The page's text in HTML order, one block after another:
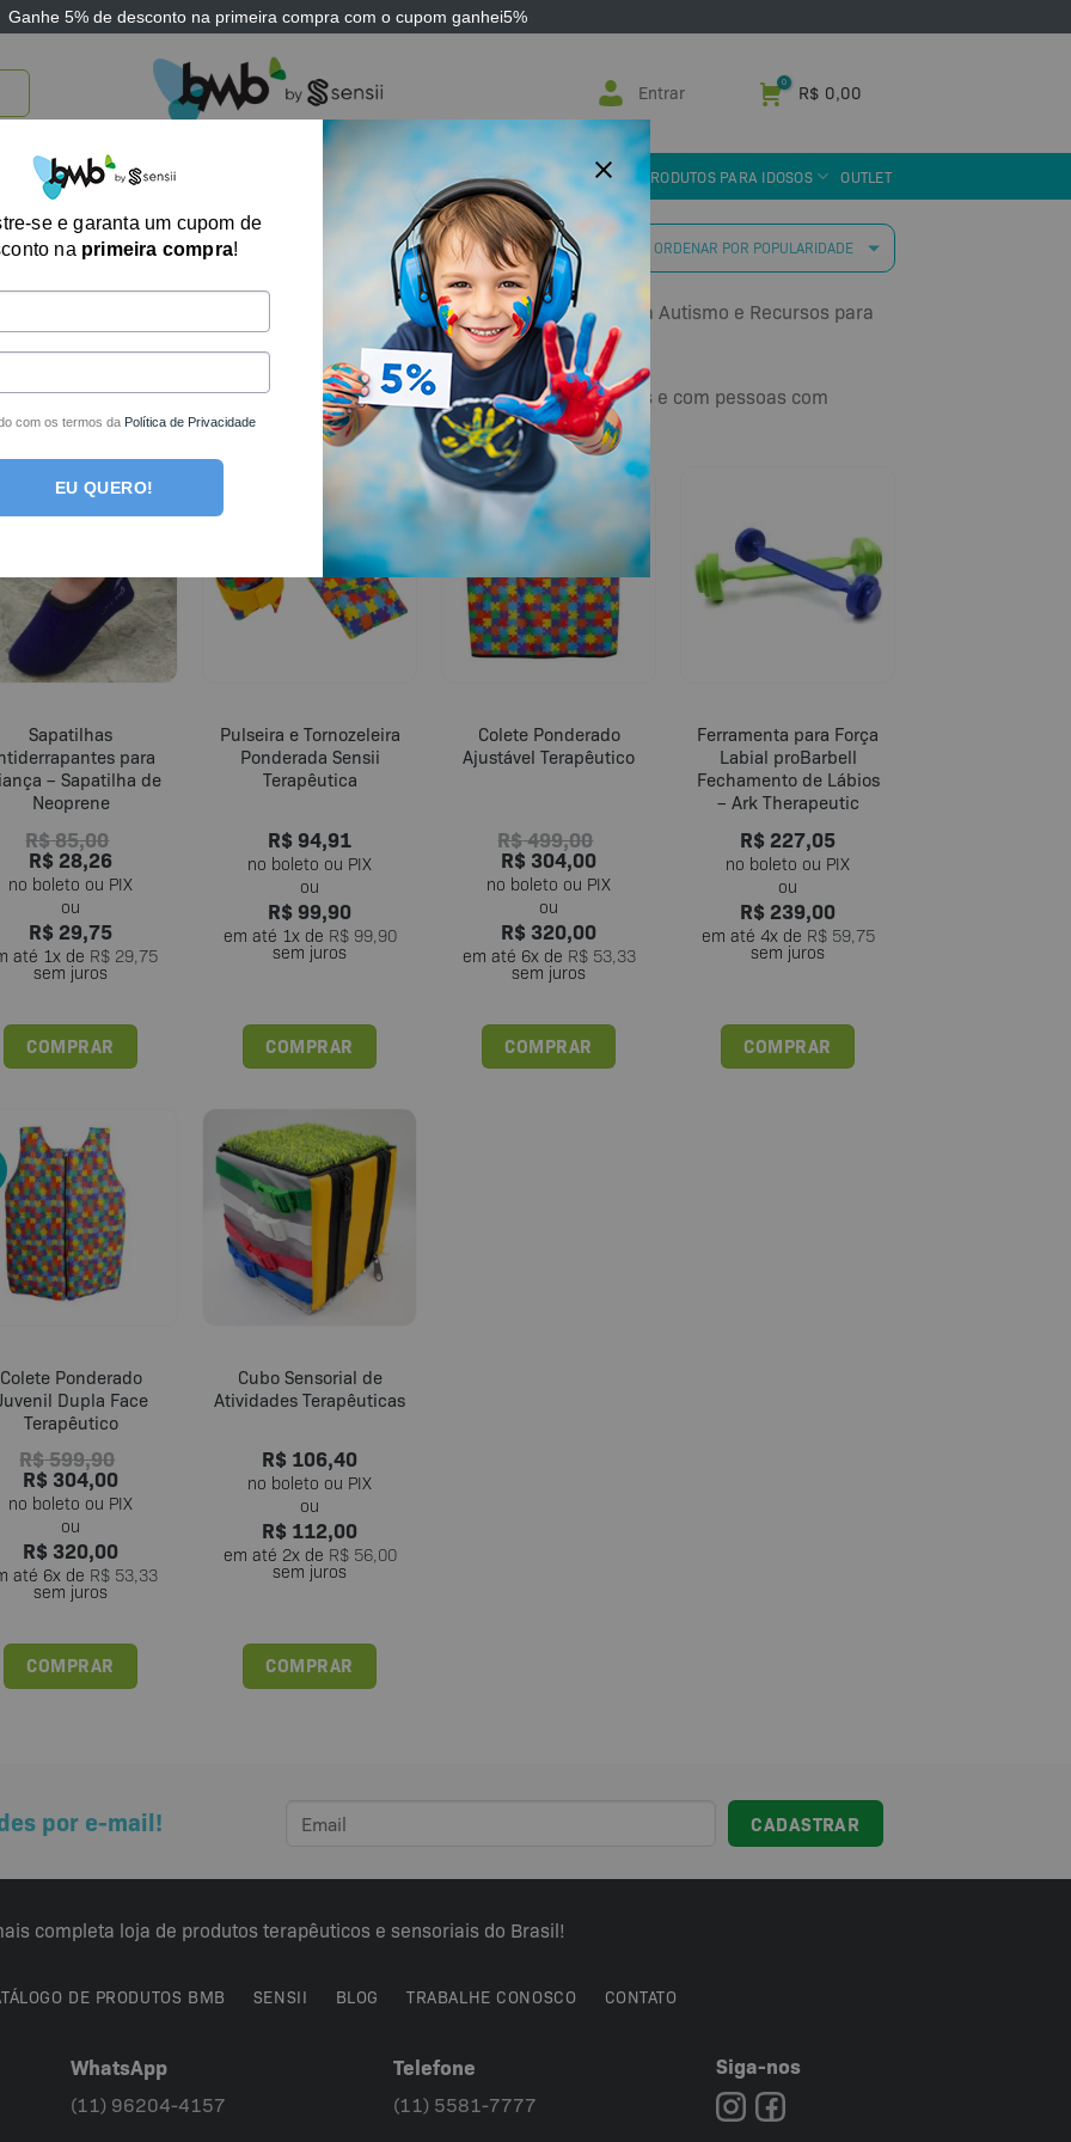
Ganhe 5% de desconto na primeira compra com o cupom ganhei5%
Entrar R$ 0,00
BRINQUEDOS E JOGOS ARK THERAPEUTIC SENSII TECNOLOGIA ASSISTIVA PRODUTOS PARA IDOSOS OUTLET
Exibindo todos os 6 resultados
os descontos especiais e condições únicas em produtos voltados para Autismo e Recursos para
você encontra produtos e recursos desenvolvidos para auxiliar em terapias e com pessoas com
no estímulo cognitivo e sensorial.
Sapatilhas
para
– Sapatilha de
Neoprene
R$85,00
R$ 28,26
R$ 29,75
até 1x de R$29,75
sem juros
COMPRAR
Este
tem
várias
variantes.
As
opções
podem
ser
página
do
produto
Pulseira e Tornozeleira
Ponderada Sensii
Terapêutica
R$ 94,91
R$ 99,90
em até 1x de R$99,90
sem juros
COMPRAR
-36%
Colete Ponderado
Ajustável Terapêutico
R$499,00
R$ 304,00
R$ 320,00
em até 6x de R$53,33
sem juros
COMPRAR
Este
Ferramenta para Força
Labial proBarbell
Fechamento de Lábios
– Ark Therapeutic
R$ 227,05
R$ 239,00
em até 4x de R$59,75
sem juros
COMPRAR
Colete Ponderado
Dupla Face
Terapêutico
R$599,90
R$ 304,00
R$ 320,00
até 6x de R$53,33
sem juros
COMPRAR
Este
As
podem
escolhidas
página
Cubo Sensorial de
Atividades Terapêuticas
R$ 106,40
R$ 112,00
em até 2x de R$56,00
sem juros
COMPRAR
por e-mail!
completa loja de produtos terapêuticos e sensoriais do Brasil!
DE PRODUTOS BMB SENSII BLOG TRABALHE CONOSCO CONTATO
WhatsApp
(11) 96204-4157
Telefone
(11) 5581-7777
Siga-nos
se e garanta um cupom de
na primeira compra!
com os termos da Política de Privacidade
EU QUERO!